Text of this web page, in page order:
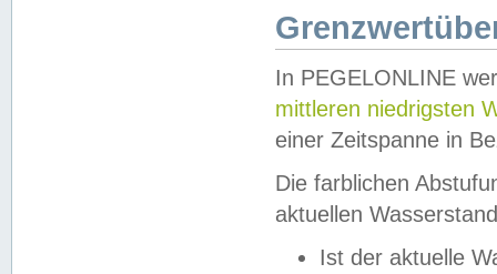
In PEGELONLINE
mittleren niedrigsten
einer Zeitspanne in
Die farblichen
aktuellen
Ist der aktuelle